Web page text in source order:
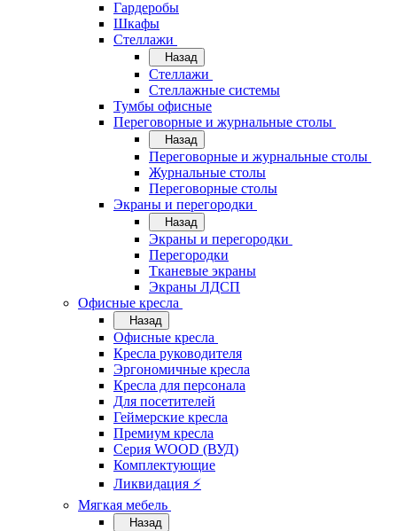
Гардеробы
Шкафы
Стеллажи
Назад
Стеллажи
Стеллажные системы
Тумбы офисные
Переговорные и журнальные столы
Назад
Переговорные и журнальные столы
Журнальные столы
Переговорные столы
Экраны и перегородки
Назад
Экраны и перегородки
Перегородки
Тканевые экраны
Экраны ЛДСП
Офисные кресла
Назад
Офисные кресла
Кресла руководителя
Эргономичные кресла
Кресла для персонала
Для посетителей
Геймерские кресла
Премиум кресла
Серия WOOD (ВУД)
Комплектующие
Ликвидация ⚡
Мягкая мебель
Назад